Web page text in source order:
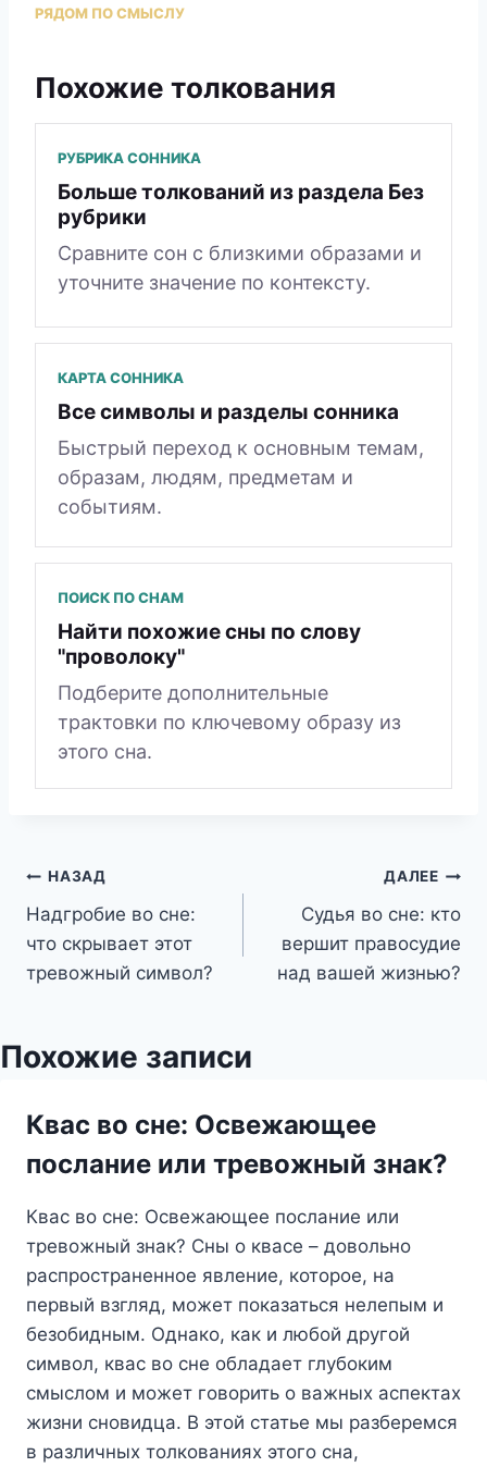
РЯДОМ ПО СМЫСЛУ
Похожие толкования
РУБРИКА СОННИКА
Больше толкований из раздела Без
рубрики
Сравните сон с близкими образами и
уточните значение по контексту.
КАРТА СОННИКА
Все символы и разделы сонника
Быстрый переход к основным темам,
образам, людям, предметам и
событиям.
ПОИСК ПО СНАМ
Найти похожие сны по слову
"проволоку"
Подберите дополнительные
трактовки по ключевому образу из
этого сна.
Навигация
по
записям
НАЗАД
Надгробие во сне:
что скрывает этот
тревожный символ?
ДАЛЕЕ
Судья во сне: кто
вершит правосудие
над вашей жизнью?
Похожие записи
Квас во сне: Освежающее
послание или тревожный знак?
Квас во сне: Освежающее послание или
тревожный знак? Сны о квасе – довольно
распространенное явление, которое, на
первый взгляд, может показаться нелепым и
безобидным. Однако, как и любой другой
символ, квас во сне обладает глубоким
смыслом и может говорить о важных аспектах
жизни сновидца. В этой статье мы разберемся
в различных толкованиях этого сна,